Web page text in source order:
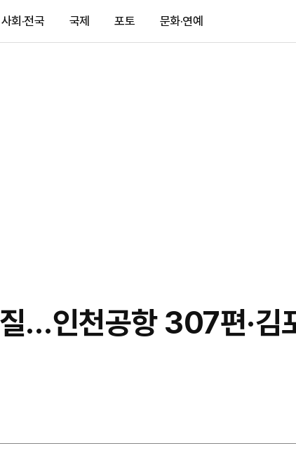
사회·전국 국제 포토 문화·연예
…인천공항 307편·김